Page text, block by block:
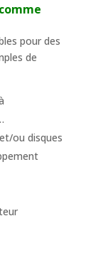
pour des
de
ou disques